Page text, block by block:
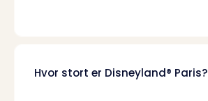
Hvor stort er Disneyland® Paris?